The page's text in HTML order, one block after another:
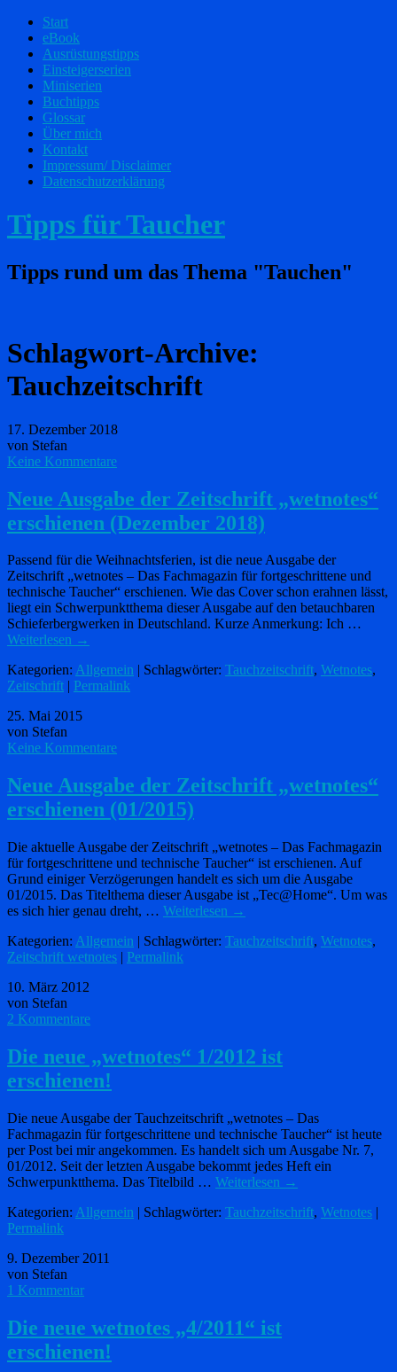
Start
eBook
Ausrüstungstipps
Einsteigerserien
Miniserien
Buchtipps
Glossar
Über mich
Kontakt
Impressum/ Disclaimer
Datenschutzerklärung
Tipps für Taucher
Tipps rund um das Thema "Tauchen"
Schlagwort-Archive:
Tauchzeitschrift
17. Dezember 2018
von Stefan
Keine Kommentare
Neue Ausgabe der Zeitschrift „wetnotes“
erschienen (Dezember 2018)
Passend für die Weihnachtsferien, ist die neue Ausgabe der
Zeitschrift „wetnotes – Das Fachmagazin für fortgeschrittene und
technische Taucher“ erschienen. Wie das Cover schon erahnen lässt,
liegt ein Schwerpunktthema dieser Ausgabe auf den betauchbaren
Schieferbergwerken in Deutschland. Kurze Anmerkung: Ich …
Weiterlesen →
Kategorien: Allgemein | Schlagwörter: Tauchzeitschrift, Wetnotes,
Zeitschrift
Permalink
25. Mai 2015
von Stefan
Keine Kommentare
Neue Ausgabe der Zeitschrift „wetnotes“
erschienen (01/2015)
Die aktuelle Ausgabe der Zeitschrift „wetnotes – Das Fachmagazin
für fortgeschrittene und technische Taucher“ ist erschienen. Auf
Grund einiger Verzögerungen handelt es sich um die Ausgabe
01/2015. Das Titelthema dieser Ausgabe ist „Tec@Home“. Um was
es sich hier genau dreht, … Weiterlesen →
Kategorien: Allgemein | Schlagwörter: Tauchzeitschrift, Wetnotes,
Zeitschrift wetnotes | Permalink
10. März 2012
von Stefan
2 Kommentare
Die neue „wetnotes“ 1/2012 ist
erschienen!
Die neue Ausgabe der Tauchzeitschrift „wetnotes – Das
Fachmagazin für fortgeschrittene und technische Taucher“ ist heute
per Post bei mir angekommen. Es handelt sich um Ausgabe Nr. 7,
01/2012. Seit der letzten Ausgabe bekommt jedes Heft ein
Schwerpunktthema. Das Titelbild … Weiterlesen →
Kategorien: Allgemein | Schlagwörter: Tauchzeitschrift, Wetnotes |
Permalink
9. Dezember 2011
von Stefan
1 Kommentar
Die neue wetnotes „4/2011“ ist
erschienen!